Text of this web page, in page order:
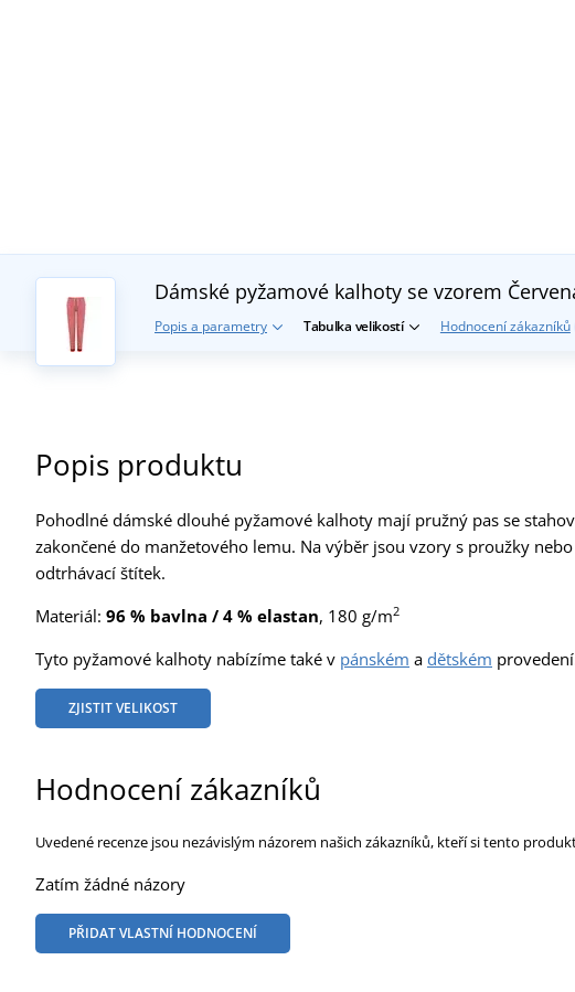
Dámské pyžamové kalhoty se vzorem
Popis a parametry Tabulka velikostí Hodnocení zákazníků
Popis produktu
Pohodlné dámské dlouhé pyžamové kalhoty mají pružný pas se
zakončené do manžetového lemu. Na výběr jsou vzory s proužky
odtrhávací štítek.
Materiál: 96 % bavlna / 4 % elastan, 180 g/m2
Tyto pyžamové kalhoty nabízíme také v pánském a dětském
ZJISTIT VELIKOST
Hodnocení zákazníků
Uvedené recenze jsou nezávislým názorem našich zákazníků, kteří si tento
Zatím žádné názory
PŘIDAT VLASTNÍ HODNOCENÍ